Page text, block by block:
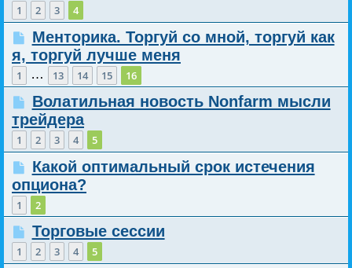
1 2 3 4
Менторика. Торгуй со мной, торгуй как
я, торгуй лучше меня
1 … 13 14 15 16
Волатильная новость Nonfarm мысли
трейдера
1 2 3 4 5
Какой оптимальный срок истечения
опциона?
1 2
Торговые сессии
1 2 3 4 5